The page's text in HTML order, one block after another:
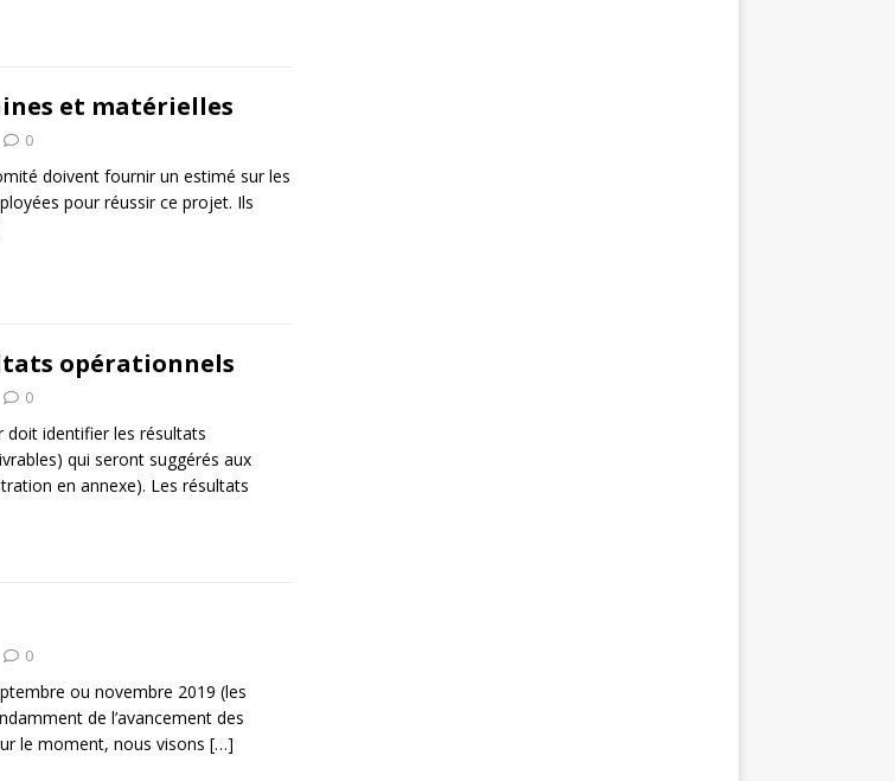
et matérielles
0
doivent fournir un estimé sur les
pour réussir ce projet. Ils
opérationnels
0
doit identifier les résultats
qui seront suggérés aux
en annexe). Les résultats
0
ou novembre 2019 (les
de l’avancement des
le moment, nous visons […]